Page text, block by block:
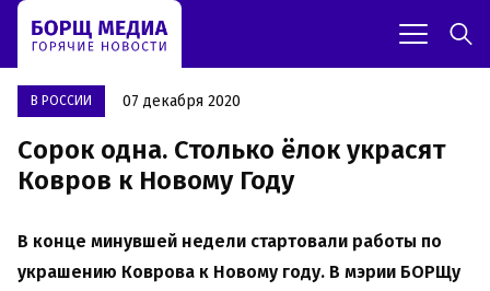
В РОССИИ 07 декабря 2020
Сорок одна. Столько ёлок украсят
Ковров к Новому Году
В конце минувшей недели стартовали работы по
украшению Коврова к Новому году. В мэрии БОРЩу